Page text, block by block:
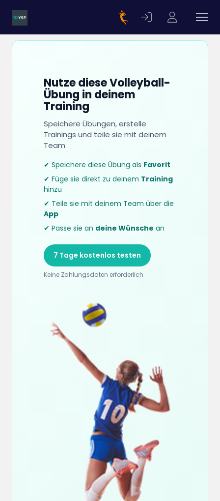
Nutze diese Volleyball-
Übung in deinem
Training
Speichere Übungen, erstelle
Trainings und teile sie mit deinem
Team
✔ Speichere diese Übung als Favorit
✔ Füge sie direkt zu deinem Training
hinzu
✔ Teile sie mit deinem Team über die
App
✔ Passe sie an deine Wünsche an
7 Tage kostenlos testen
Keine Zahlungsdaten erforderlich